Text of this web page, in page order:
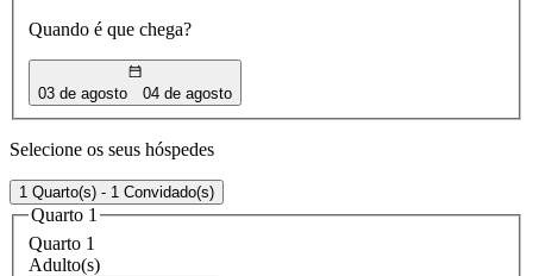
Quando é que chega?
03 de agosto 04 de agosto
Selecione os seus hóspedes
1 Quarto(s) - 1 Convidado(s)
Quarto 1
Quarto 1
Adulto(s)